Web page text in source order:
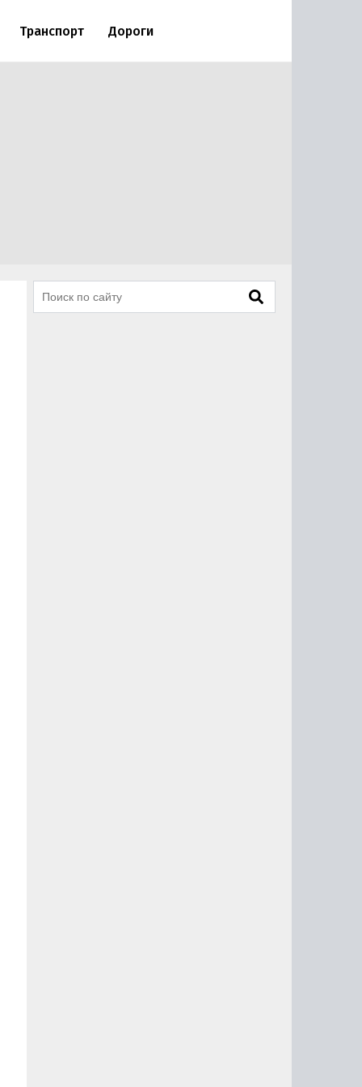
Транспорт Дороги